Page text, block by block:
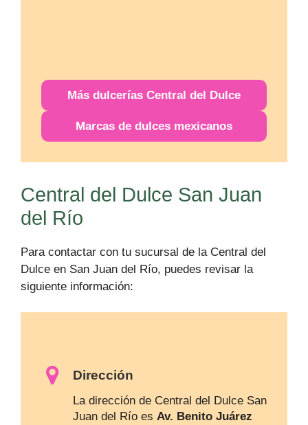
Más dulcerías Central del Dulce
Marcas de dulces mexicanos
Central del Dulce San Juan
del Río
Para contactar con tu sucursal de la Central del
Dulce en San Juan del Río, puedes revisar la
siguiente información:
Dirección
La dirección de Central del Dulce San
Juan del Río es Av. Benito Juárez